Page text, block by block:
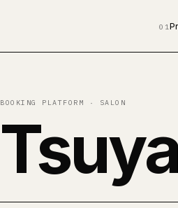
01
BOOKING PLATFORM · SALON